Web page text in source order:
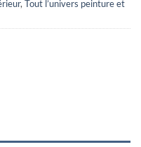
, Tout l’univers peinture et